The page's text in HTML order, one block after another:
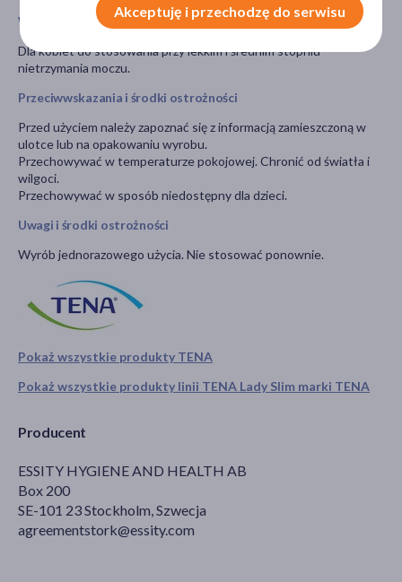
Pokaż wszystkie produkty TENA
Pokaż wszystkie produkty linii TENA Lady Slim marki TENA
Producent
ESSITY HYGIENE AND HEALTH AB
Box 200
SE-101 23 Stockholm, Szwecja
agreementstork@essity.com
Wskazania
Dla kobiet do stosowania przy lekkim i średnim stopniu
nietrzymania moczu.
Przeciwwskazania i środki ostrożności
Przed użyciem należy zapoznać się z informacją zamieszczoną w
ulotce lub na opakowaniu wyrobu.
Przechowywać w temperaturze pokojowej. Chronić od światła i
wilgoci.
Przechowywać w sposób niedostępny dla dzieci.
Uwagi i środki ostrożności
Wyrób jednorazowego użycia. Nie stosować ponownie.
Akceptuję i przechodzę do serwisu